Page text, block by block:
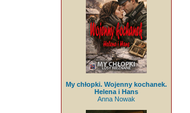
My chłopki. Wojenny kochanek.
Helena i Hans
Anna Nowak